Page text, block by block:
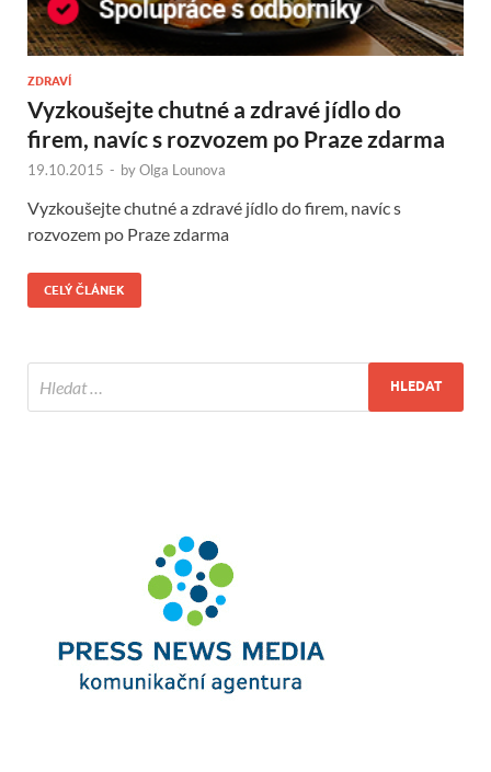
ZDRAVÍ
Vyzkoušejte chutné a zdravé jídlo do
firem, navíc s rozvozem po Praze zdarma
19.10.2015 - byOlga Lounova
Vyzkoušejte chutné a zdravé jídlo do firem, navíc s
rozvozem po Praze zdarma
CELÝ ČLÁNEK